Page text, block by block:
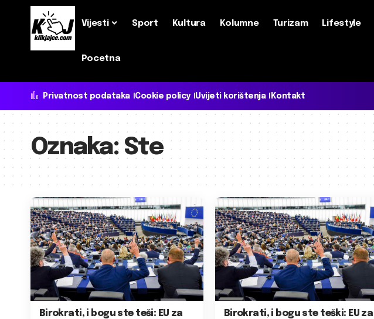
Vijesti Sport Kultura Kolumne Turizam Lifestyle
Pocetna
Privatnost podataka Cookie policy Uvijeti korištenja Kontakt
Oznaka: Ste
Birokrati, i bogu ste teši: EU za
Birokrati, i bogu ste teški: EU za